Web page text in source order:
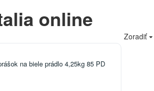
online
Zoradiť
na biele prádlo 4,25kg 85 PD